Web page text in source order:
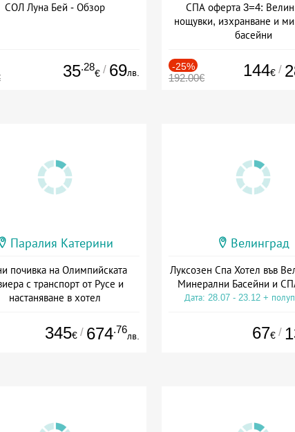
СОЛ Луна Бей - Обзор
35.28
€ / 69лв.
СПА оферта 3=4:
нощувки, изхранване и
басейни
-25%
192.00€ 144€ /
Паралия Катерини
почивка на Олимпийската
с транспорт от Русе и
настаняване в хотел
345€ / 674.76
лв.
Велинград
Луксозен Спа Хотел във
Минерални Басейни и
Дата: 28.07 - 23.12 +
67€ /